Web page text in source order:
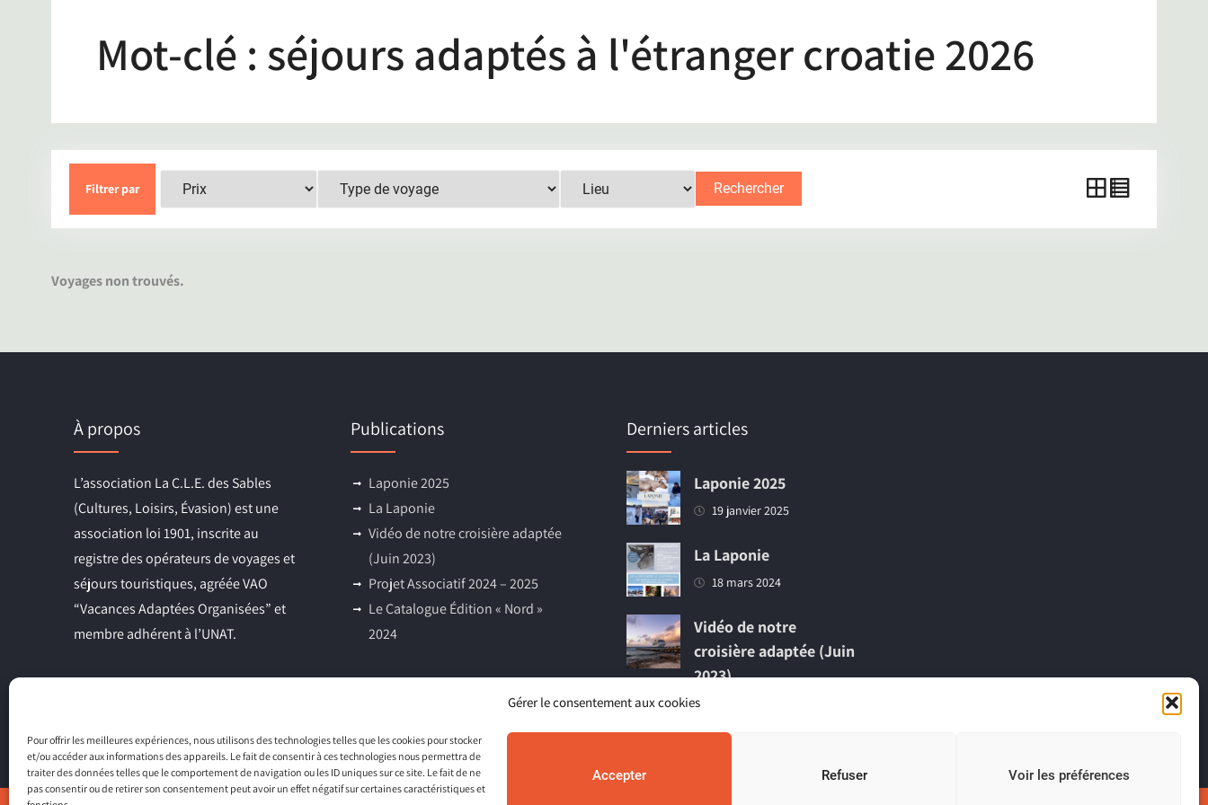
Gérer le consentement aux cookies
Pour offrir les meilleures expériences, nous utilisons des technologies telles que les cookies pour stocker
et/ou accéder aux informations des appareils. Le fait de consentir à ces technologies nous permettra de
traiter des données telles que le comportement de navigation ou les ID uniques sur ce site. Le fait de ne
pas consentir ou de retirer son consentement peut avoir un effet négatif sur certaines caractéristiques et
Accepter Refuser Voir les préférences
Mot-clé : séjours adaptés à l'étranger croatie 2026
Filtrer par Rechercher
Voyages non trouvés.
À propos
L’association La C.L.E. des Sables
(Cultures, Loisirs, Évasion) est une
association loi 1901, inscrite au
registre des opérateurs de voyages et
séjours touristiques, agréée VAO
“Vacances Adaptées Organisées” et
membre adhérent à l’UNAT.
Publications
Laponie 2025
La Laponie
Vidéo de notre croisière adaptée
(Juin 2023)
Projet Associatif 2024 – 2025
Le Catalogue Édition « Nord »
2024
Derniers articles
Laponie 2025
19 janvier 2025
La Laponie
18 mars 2024
Vidéo de notre
croisière adaptée (Juin
2023)